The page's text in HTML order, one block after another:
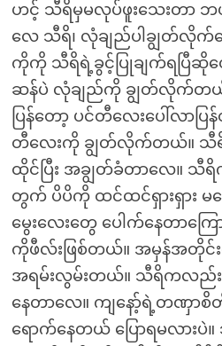
ဟင့် သီရိမှမလုပ်ဖူးသေးတာ
လေ သီရိ၊ လုံချည်ပါချွတ်လို
ကိုကို သီရိရဲ့ခွင့်ပြုချက်ရပြီဆိုတေ
ဆန်ပဲ လုံချည်ကို ချွတ်လိုက်တ
ပြန်တော့ ပင်တီလေးပေါ်လာပ
တီလေးကို ချွတ်လိုက်တယ်။ သီ
ထိုင်ပြီး အချွတ်ခံတာလေ။ သီ
တွက် ပိပိကို ထင်ထင်ရှားရှား မ
မွေးလေးတွေ ပေါက်နေတာကြ
ကိုဖီလ်းဖြစ်တယ်။ အမှန်အတိုင်း
အရမ်းလွမ်းတယ်။ သီရိကလည်း
နေတာလေ။ ကျနော့်ရဲ့တဏှ
ရောက်နေတယ် ပြောရမလားပဲ